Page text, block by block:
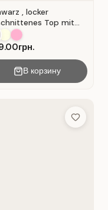
, locker
Top mit
В корзину
Add to